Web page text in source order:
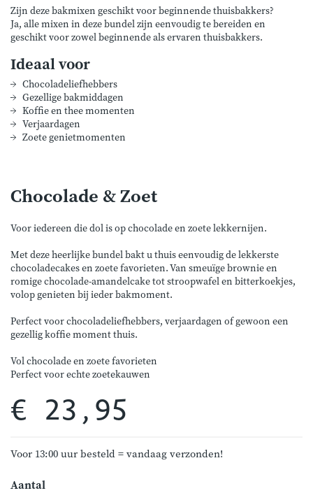
Zijn deze bakmixen geschikt voor beginnende thuisbakkers?
Ja, alle mixen in deze bundel zijn eenvoudig te bereiden en
geschikt voor zowel beginnende als ervaren thuisbakkers.
Ideaal voor
Chocoladeliefhebbers
Gezellige bakmiddagen
Koffie en thee momenten
Verjaardagen
Zoete genietmomenten
Chocolade & Zoet
Voor iedereen die dol is op chocolade en zoete lekkernijen.
Met deze heerlijke bundel bakt u thuis eenvoudig de lekkerste
chocoladecakes en zoete favorieten. Van smeuïge brownie en
romige chocolade-amandelcake tot stroopwafel en bitterkoekjes,
volop genieten bij ieder bakmoment.
Perfect voor chocoladeliefhebbers, verjaardagen of gewoon een
gezellig koffie moment thuis.
Vol chocolade en zoete favorieten
Perfect voor echte zoetekauwen
€ 23,95
Voor 13:00 uur besteld = vandaag verzonden!
Aantal